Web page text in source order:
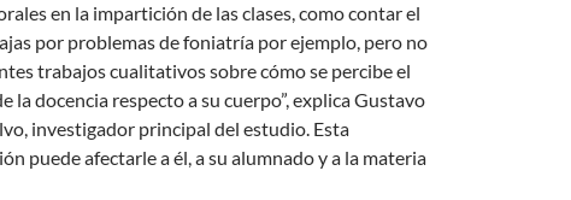
en la impartición de las clases, como contar el
por problemas de foniatría por ejemplo, pero no
trabajos cualitativos sobre cómo se percibe el
la docencia respecto a su cuerpo”, explica Gustavo
investigador principal del estudio. Esta
puede afectarle a él, a su alumnado y a la materia